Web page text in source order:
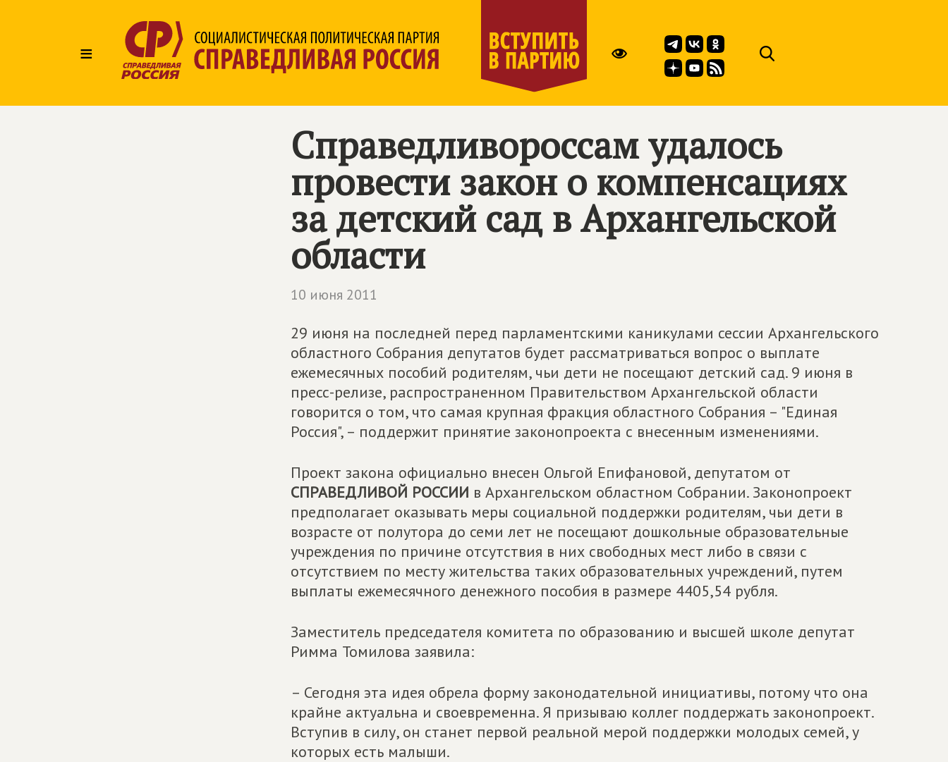
≡
Справедливороссам удалось
провести закон о компенсациях
за детский сад в Архангельской
области
10 июня 2011
29 июня на последней перед парламентскими каникулами сессии Архангельского
областного Собрания депутатов будет рассматриваться вопрос о выплате
ежемесячных пособий родителям, чьи дети не посещают детский сад. 9 июня в
пресс-релизе, распространенном Правительством Архангельской области
говорится о том, что самая крупная фракция областного Собрания – "Единая
Россия", – поддержит принятие законопроекта с внесенным изменениями.
Проект закона официально внесен Ольгой Епифановой, депутатом от
СПРАВЕДЛИВОЙ РОССИИ в Архангельском областном Собрании. Законопроект
предполагает оказывать меры социальной поддержки родителям, чьи дети в
возрасте от полутора до семи лет не посещают дошкольные образовательные
учреждения по причине отсутствия в них свободных мест либо в связи с
отсутствием по месту жительства таких образовательных учреждений, путем
выплаты ежемесячного денежного пособия в размере 4405,54 рубля.
Заместитель председателя комитета по образованию и высшей школе депутат
Римма Томилова заявила:
– Сегодня эта идея обрела форму законодательной инициативы, потому что она
крайне актуальна и своевременна. Я призываю коллег поддержать законопроект.
Вступив в силу, он станет первой реальной мерой поддержки молодых семей, у
которых есть малыши.